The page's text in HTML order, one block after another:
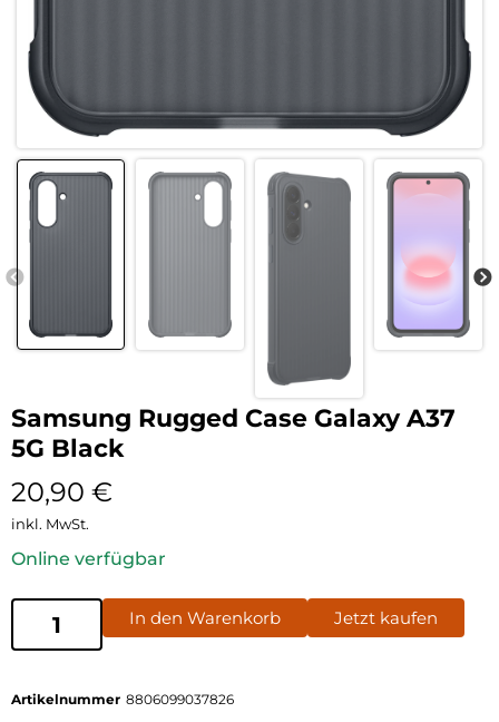
Samsung Rugged Case Galaxy A37
5G Black
20,90 €
inkl. MwSt.
Online verfügbar
In den Warenkorb Jetzt kaufen
Artikelnummer 8806099037826